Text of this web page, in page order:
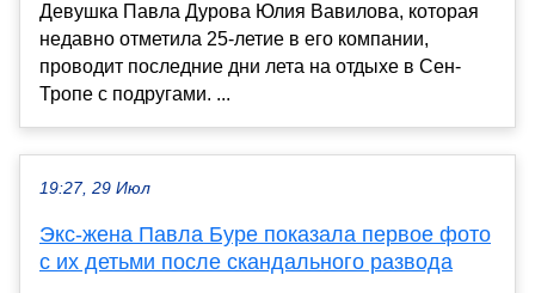
Девушка Павла Дурова Юлия Вавилова, которая
недавно отметила 25-летие в его компании,
проводит последние дни лета на отдыхе в Сен-
Тропе с подругами. ...
19:27, 29 Июл
Экс-жена Павла Буре показала первое фото
с их детьми после скандального развода